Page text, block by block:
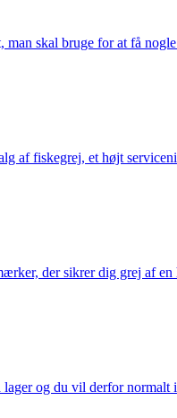
skal bruge for at få
af fiskegrej, et højt
der sikrer dig grej af
og du vil derfor normalt